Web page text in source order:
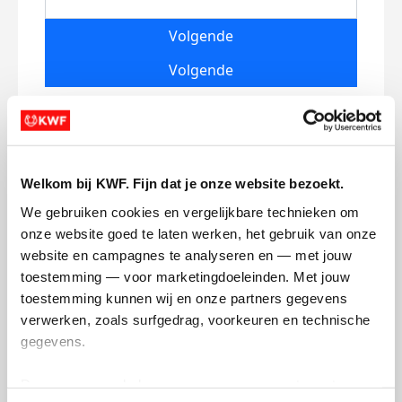
Welkom bij KWF. Fijn dat je onze website bezoekt.
We gebruiken cookies en vergelijkbare technieken om
onze website goed te laten werken, het gebruik van onze
website en campagnes te analyseren en — met jouw
toestemming — voor marketingdoeleinden. Met jouw
toestemming kunnen wij en onze partners gegevens
verwerken, zoals surfgedrag, voorkeuren en technische
gegevens.
Volgende
Volgende
Creditcard
Referentie